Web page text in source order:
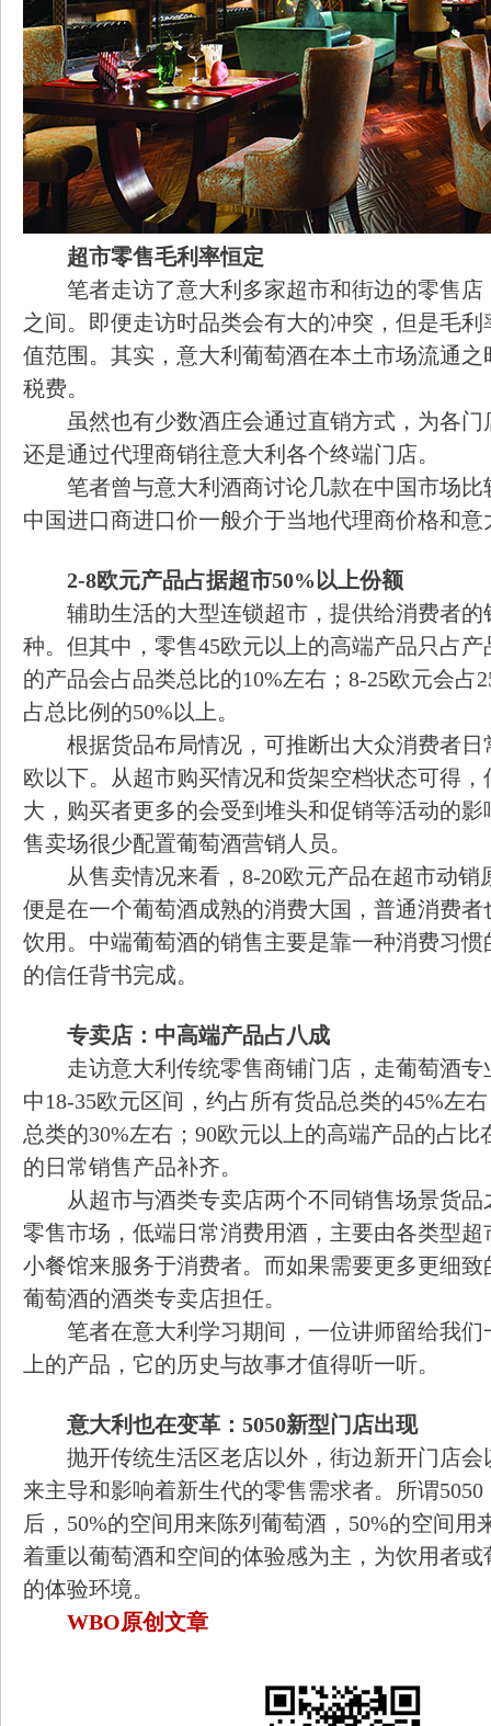
超市零售毛利率恒定
笔者走访了意大利多家超市和街边的零售
之间。即便走访时品类会有大的冲突，但是毛
值范围。其实，意大利葡萄酒在本土市场流通
税费。
虽然也有少数酒庄会通过直销方式，为各
还是通过代理商销往意大利各个终端门店。
笔者曾与意大利酒商讨论几款在中国市场
中国进口商进口价一般介于当地代理商价格和
2-8欧元产品占据超市50%以上份额
辅助生活的大型连锁超市，提供给消费者的
种。但其中，零售45欧元以上的高端产品只占
的产品会占品类总比的10%左右；8-25欧元会占
占总比例的50%以上。
根据货品布局情况，可推断出大众消费者
欧以下。从超市购买情况和货架空档状态可得
大，购买者更多的会受到堆头和促销等活动的
售卖场很少配置葡萄酒营销人员。
从售卖情况来看，8-20欧元产品在超市动
便是在一个葡萄酒成熟的消费大国，普通消费
饮用。中端葡萄酒的销售主要是靠一种消费习
的信任背书完成。
专卖店：中高端产品占八成
走访意大利传统零售商铺门店，走葡萄酒
中18-35欧元区间，约占所有货品总类的45%左
总类的30%左右；90欧元以上的高端产品的占
的日常销售产品补齐。
从超市与酒类专卖店两个不同销售场景货
零售市场，低端日常消费用酒，主要由各类型
小餐馆来服务于消费者。而如果需要更多更细
葡萄酒的酒类专卖店担任。
笔者在意大利学习期间，一位讲师留给我
上的产品，它的历史与故事才值得听一听。
意大利也在变革：5050新型门店出现
抛开传统生活区老店以外，街边新开门店
来主导和影响着新生代的零售需求者。所谓
后，50%的空间用来陈列葡萄酒，50%的空间
着重以葡萄酒和空间的体验感为主，为饮用者
的体验环境。
WBO原创文章